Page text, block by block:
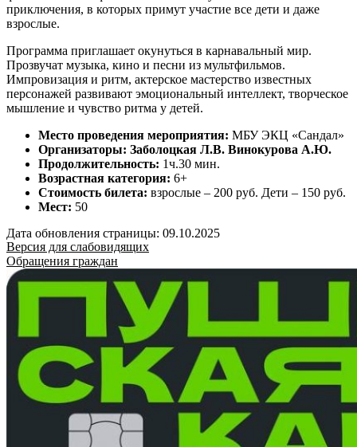
приключения, в которых примут участие все дети и даже
взрослые.
Программа приглашает окунуться в карнавальный мир.
Прозвучат музыка, кино и песни из мультфильмов.
Импровизация и ритм, актерское мастерство известных
персонажей развивают эмоциональный интеллект, творческое
мышление и чувство ритма у детей.
Место проведения мероприятия: МБУ ЭКЦ «Сандал»
Организаторы: Заболоцкая Л.В. Винокурова А.Ю.
Продолжительность: 1ч.30 мин.
Возрастная категория: 6+
Стоимость билета: взрослые – 200 руб. Дети – 150 руб.
Мест: 50
Дата обновления страницы: 09.10.2025
Версия для слабовидящих
Обращения граждан